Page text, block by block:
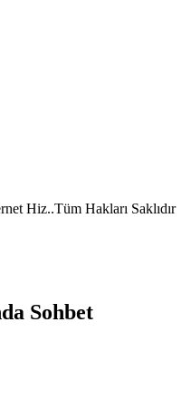
Hiz..Tüm Hakları Saklıdır
Sohbet